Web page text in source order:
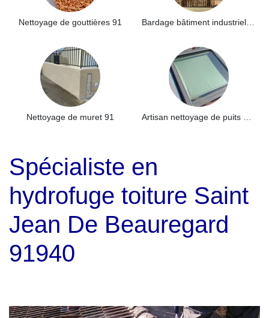
Nettoyage de gouttières 91
Nettoyage de muret 91
Spécialiste en
hydrofuge toiture Saint
Jean De Beauregard
91940